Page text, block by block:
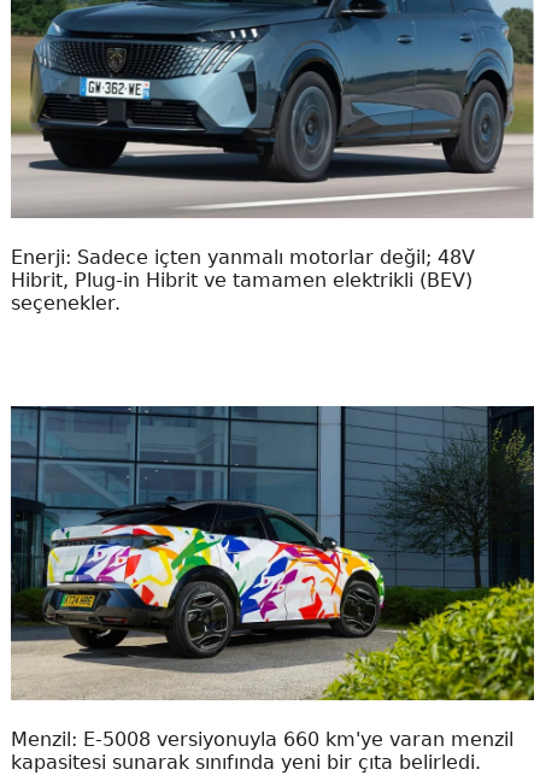
Enerji: Sadece içten yanmalı motorlar değil; 48V
Hibrit, Plug-in Hibrit ve tamamen elektrikli (BEV)
seçenekler.
Menzil: E-5008 versiyonuyla 660 km'ye varan menzil
kapasitesi sunarak sınıfında yeni bir çıta belirledi.